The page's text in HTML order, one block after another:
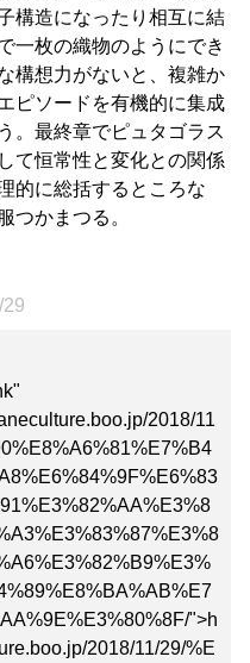
構造になったり相互に結
一枚の織物のようにでき
構想力がないと、複雑か
ピソードを有機的に集成
。最終章でピュタゴラス
て恒常性と変化との関係
的に総括するところな
つかまつる。
2018/11
">h
2018/11/29/%E